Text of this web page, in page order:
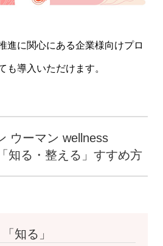
進に関心にある企業様向けプロ
も導入いただけます。
ウーマン wellness
知る・整える」すすめ方
「知る」